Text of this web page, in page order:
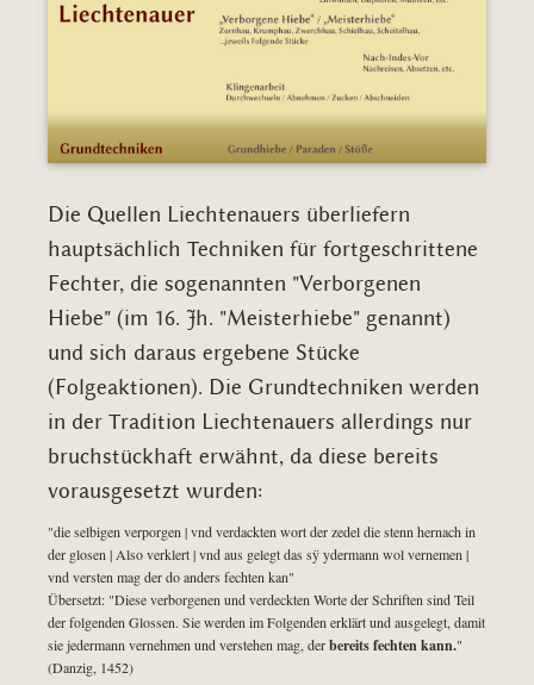
Die Quellen Liechtenauers überliefern
hauptsächlich Techniken für fortgeschrittene
Fechter, die sogenannten "Verborgenen
Hiebe" (im 16. Jh. "Meisterhiebe" genannt)
und sich daraus ergebene Stücke
(Folgeaktionen). Die Grundtechniken werden
in der Tradition Liechtenauers allerdings nur
bruchstückhaft erwähnt, da diese bereits
vorausgesetzt wurden:
"die selbigen verporgen | vnd verdackten wort der zedel die stenn hernach in
der glosen | Also verklert | vnd aus gelegt das sÿ ydermann wol vernemen |
vnd versten mag der do anders fechten kan"
Übersetzt: "Diese verborgenen und verdeckten Worte der Schriften sind Teil
der folgenden Glossen. Sie werden im Folgenden erklärt und ausgelegt, damit
sie jedermann vernehmen und verstehen mag, derbereits fechten kann."
(Danzig, 1452)